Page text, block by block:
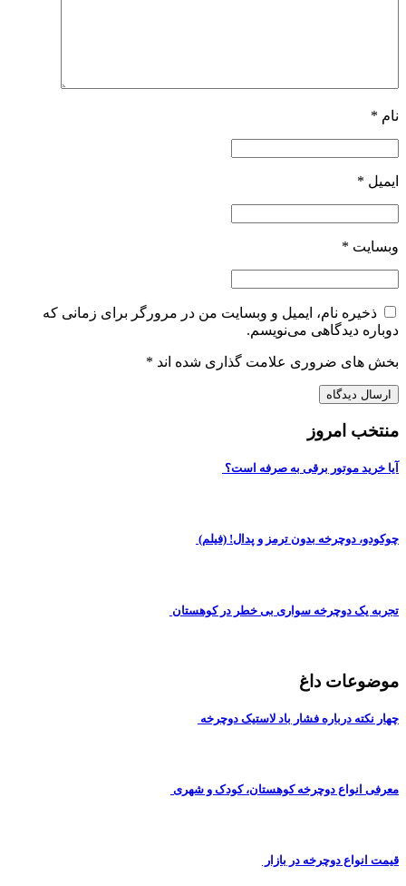
نام *
ایمیل *
وبسایت *
ذخیره نام، ایمیل و وبسایت من در مرورگر برای زمانی که
دوباره دیدگاهی می‌نویسم.
بخش های ضروری علامت گذاری شده اند *
منتخب امروز
آیا خرید موتور برقی به صرفه است؟
چوکودو، دوچرخه بدون ترمز و پدال! (فیلم)
تجربه یک دوچرخه سواری بی خطر در کوهستان
موضوعات داغ
چهار نکته درباره فشار باد لاستیک دوچرخه
معرفی انواع دوچرخه کوهستان، کودک و شهری
قیمت انواع دوچرخه در بازار